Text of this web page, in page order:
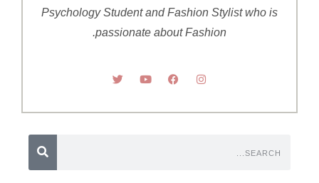
Psychology Student and Fashion Stylist who is
passionate about Fashion.